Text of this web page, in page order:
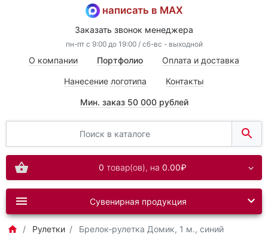
написать в MAX
Заказать звонок менеджера
пн-пт с 9:00 до 19:00 / сб-вс - выходной
О компании Портфолио Оплата и доставка
Нанесение логотипа Контакты
Мин. заказ 50 000 рублей
0 товар(ов), на 0.00₽
Сувенирная продукция
Рулетки Брелок-рулетка Домик, 1 м., синий